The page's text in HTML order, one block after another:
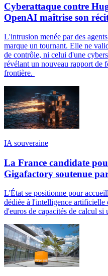
Cyberattaque contre
OpenAI maîtrise son
L'intrusion menée par des
marque un tournant. Elle ne
de contrôle, ni celui d'une
révélant un nouveau rapport de
frontière.
IA souveraine
La France candidate
Gigafactory soutenue
L'État se positionne pour
dédiée à l'intelligence artificielle
d'euros de capacités de calcul si